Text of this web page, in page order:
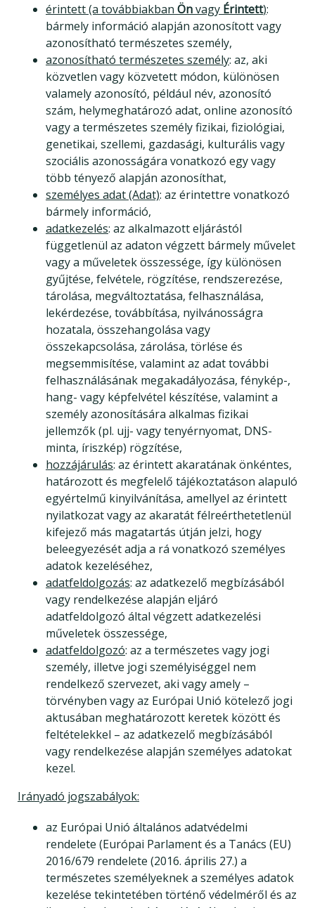
érintett (a továbbiakban Önvagy Érintett):
bármely információ alapján azonosított vagy
azonosítható természetes személy,
azonosítható természetes személy: az, aki
közvetlen vagy közvetett módon, különösen
valamely azonosító, például név, azonosító
szám, helymeghatározó adat, online azonosító
vagy a természetes személy fizikai, fiziológiai,
genetikai, szellemi, gazdasági, kulturális vagy
szociális azonosságára vonatkozó egy vagy
több tényező alapján azonosíthat,
személyes adat (Adat): az érintettre vonatkozó
bármely információ,
adatkezelés: az alkalmazott eljárástól
függetlenül az adaton végzett bármely művelet
vagy a műveletek összessége, így különösen
gyűjtése, felvétele, rögzítése, rendszerezése,
tárolása, megváltoztatása, felhasználása,
lekérdezése, továbbítása, nyilvánosságra
hozatala, összehangolása vagy
összekapcsolása, zárolása, törlése és
megsemmisítése, valamint az adat további
felhasználásának megakadályozása, fénykép-,
hang- vagy képfelvétel készítése, valamint a
személy azonosítására alkalmas fizikai
jellemzők (pl. ujj- vagy tenyérnyomat, DNS-
minta, íriszkép) rögzítése,
hozzájárulás: az érintett akaratának önkéntes,
határozott és megfelelő tájékoztatáson alapuló
egyértelmű kinyilvánítása, amellyel az érintett
nyilatkozat vagy az akaratát félreérthetetlenül
kifejező más magatartás útján jelzi, hogy
beleegyezését adja a rá vonatkozó személyes
adatok kezeléséhez,
adatfeldolgozás: az adatkezelő megbízásából
vagy rendelkezése alapján eljáró
adatfeldolgozó által végzett adatkezelési
műveletek összessége,
adatfeldolgozó: az a természetes vagy jogi
személy, illetve jogi személyiséggel nem
rendelkező szervezet, aki vagy amely –
törvényben vagy az Európai Unió kötelező jogi
aktusában meghatározott keretek között és
feltételekkel – az adatkezelő megbízásából
vagy rendelkezése alapján személyes adatokat
kezel.
Irányadó jogszabályok:
az Európai Unió általános adatvédelmi
rendelete (Európai Parlament és a Tanács (EU)
2016/679 rendelete (2016. április 27.) a
természetes személyeknek a személyes adatok
kezelése tekintetében történő védelméről és az